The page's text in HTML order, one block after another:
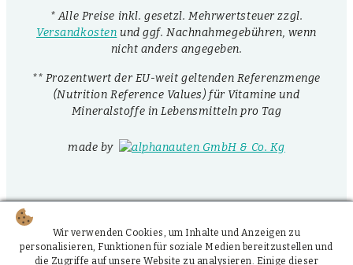
* Alle Preise inkl. gesetzl. Mehrwertsteuer zzgl.
Versandkosten und ggf. Nachnahmegebühren, wenn
nicht anders angegeben.
** Prozentwert der EU-weit geltenden Referenzmenge
(Nutrition Reference Values) für Vitamine und
Mineralstoffe in Lebensmitteln pro Tag
made by
Wir verwenden Cookies, um Inhalte und Anzeigen zu
personalisieren, Funktionen für soziale Medien bereitzustellen und
die Zugriffe auf unsere Website zu analysieren. Einige dieser